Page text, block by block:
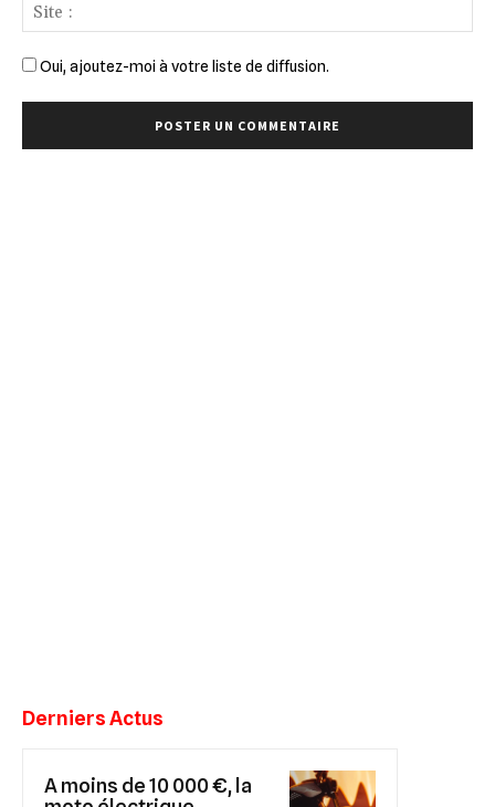
Oui, ajoutez-moi à votre liste de diffusion.
Derniers Actus
A moins de 10 000 €, la